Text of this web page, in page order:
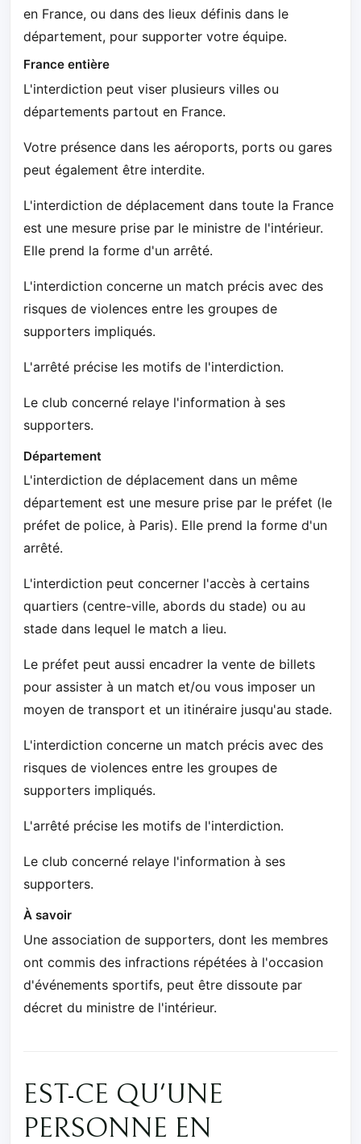
en France, ou dans des lieux définis dans le
département, pour supporter votre équipe.
France entière
L'interdiction peut viser plusieurs villes ou
départements partout en France.
Votre présence dans les aéroports, ports ou gares
peut également être interdite.
L'interdiction de déplacement dans toute la France
est une mesure prise par le ministre de l'intérieur.
Elle prend la forme d'un arrêté.
L'interdiction concerne un match précis avec des
risques de violences entre les groupes de
supporters impliqués.
L'arrêté précise les motifs de l'interdiction.
Le club concerné relaye l'information à ses
supporters.
Département
L'interdiction de déplacement dans un même
département est une mesure prise par le préfet (le
préfet de police, à Paris). Elle prend la forme d'un
arrêté.
L'interdiction peut concerner l'accès à certains
quartiers (centre-ville, abords du stade) ou au
stade dans lequel le match a lieu.
Le préfet peut aussi encadrer la vente de billets
pour assister à un match et/ou vous imposer un
moyen de transport et un itinéraire jusqu'au stade.
L'interdiction concerne un match précis avec des
risques de violences entre les groupes de
supporters impliqués.
L'arrêté précise les motifs de l'interdiction.
Le club concerné relaye l'information à ses
supporters.
À savoir
Une association de supporters, dont les membres
ont commis des infractions répétées à l'occasion
d'événements sportifs, peut être dissoute par
décret du ministre de l'intérieur.
EST-CE QU'UNE
PERSONNE EN